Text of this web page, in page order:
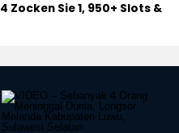
Zocken Sie 1, 950+ Slots &